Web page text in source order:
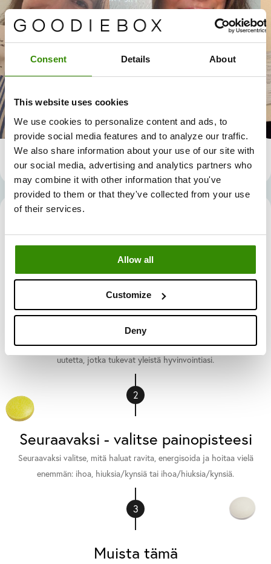
Consent Details About
This website uses cookies
We use cookies to personalize content and ads, to
provide social media features and to analyze our traffic.
We also share information about your use of our site with
our social media, advertising and analytics partners who
may combine it with other information that you've
provided to them or that they've collected from your use
of their services.
Allow all
Customize
Deny
Antaa sinulle kaikki välttämättömät vitamiinit ja
kivennäisaineet. Kaikki yhdessä ratkaisussa.
1
Ensiksi - välttämättömät vitamiinit
Vita One+:n perustana on 18 erilaista vitamiinia, kivennäisaineita ja
uutetta, jotka tukevat yleistä hyvinvointiasi.
2
Seuraavaksi - valitse painopisteesi
Seuraavaksi valitse, mitä haluat ravita, energisoida ja hoitaa vielä
enemmän: ihoa, hiuksia/kynsiä tai ihoa/hiuksia/kynsiä.
3
Muista tämä